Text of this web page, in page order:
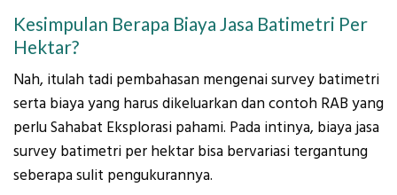
Kesimpulan Berapa Biaya Jasa Batimetri Per
Hektar?
Nah, itulah tadi pembahasan mengenai survey batimetri
serta biaya yang harus dikeluarkan dan contoh RAB yang
perlu Sahabat Eksplorasi pahami. Pada intinya, biaya jasa
survey batimetri per hektar bisa bervariasi tergantung
seberapa sulit pengukurannya.